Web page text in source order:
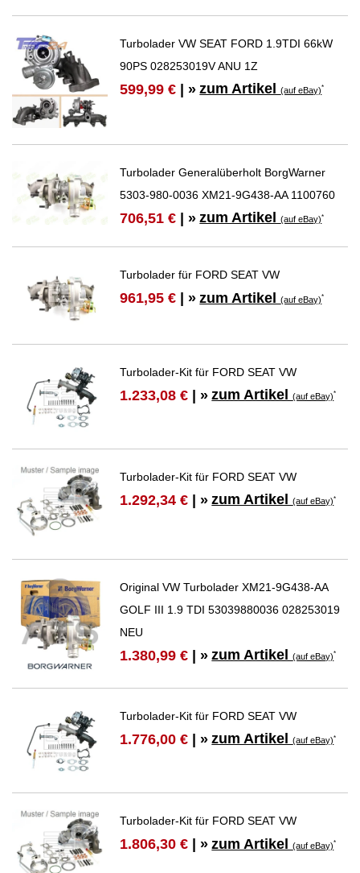
Turbolader VW SEAT FORD 1.9TDI 66kW
90PS 028253019V ANU 1Z
599,99 € | » zum Artikel(auf eBay)*
Turbolader Generalüberholt BorgWarner
5303-980-0036 XM21-9G438-AA 1100760
706,51 € | » zum Artikel(auf eBay)*
Turbolader für FORD SEAT VW
961,95 € | » zum Artikel(auf eBay)*
Turbolader-Kit für FORD SEAT VW
1.233,08 € | » zum Artikel(auf eBay)*
Turbolader-Kit für FORD SEAT VW
1.292,34 € | » zum Artikel(auf eBay)*
Original VW Turbolader XM21-9G438-AA
GOLF III 1.9 TDI 53039880036 028253019
NEU
1.380,99 € | » zum Artikel(auf eBay)*
Turbolader-Kit für FORD SEAT VW
1.776,00 € | » zum Artikel(auf eBay)*
Turbolader-Kit für FORD SEAT VW
1.806,30 € | » zum Artikel(auf eBay)*